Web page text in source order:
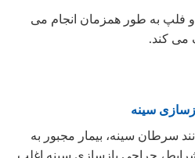
فلپ به طور همزمان انجام می
می کند.
سینه
سرطان سینه، بیمار مجبور به